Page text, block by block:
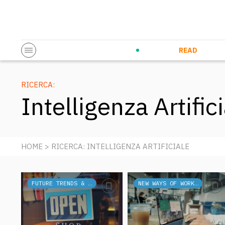
READ
RICERCA:
Intelligenza
HOME > RICERCA: INTELLIGENZA ARTIFICIALE
FUTURE TRENDS & TECH NEW WAYS OF WORKING